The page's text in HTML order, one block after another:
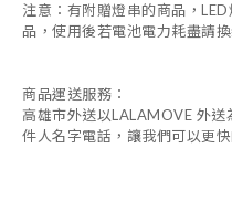
注意：有附贈燈串的商品， LED
品，使用後若電池電力耗盡請換
商品運送服務：
高雄市外送以LALAMOVE 外送
件人名字電話，讓我們可以更快